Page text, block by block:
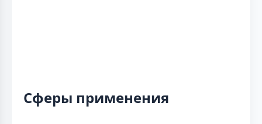
Сферы применения